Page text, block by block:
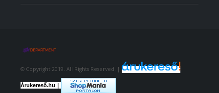
© Copyright 2019. All Rights Reserved. |
Árukereső.hu |